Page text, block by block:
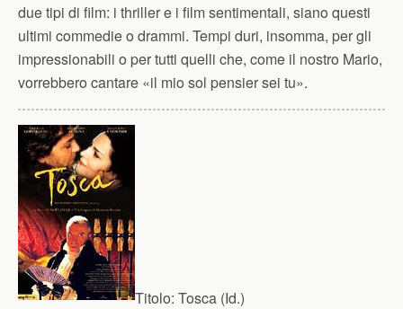
due tipi di film: i thriller e i film sentimentali, siano questi
ultimi commedie o drammi. Tempi duri, insomma, per gli
impressionabili o per tutti quelli che, come il nostro Mario,
vorrebbero cantare «il mio sol pensier sei tu».
Titolo: Tosca (Id.)